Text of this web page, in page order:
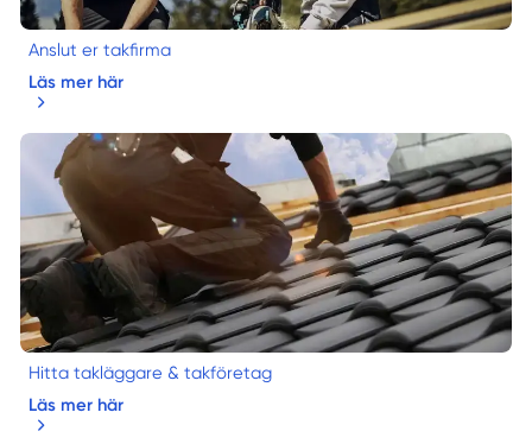
Anslut er takfirma
Läs mer här
Hitta takläggare & takföretag
Läs mer här